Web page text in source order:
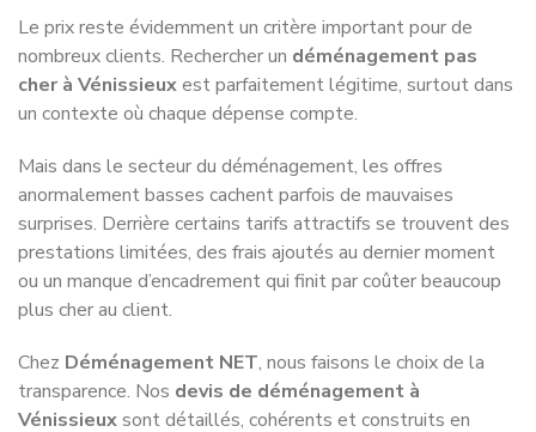
Notre couverture dansle Rhôneet
dans toute la France
Nous desservons toute la région
Auvergne-Rhône-Alpes
Service de déménagement à
Aix-les-Bains
Service de déménagement à
Grenoble